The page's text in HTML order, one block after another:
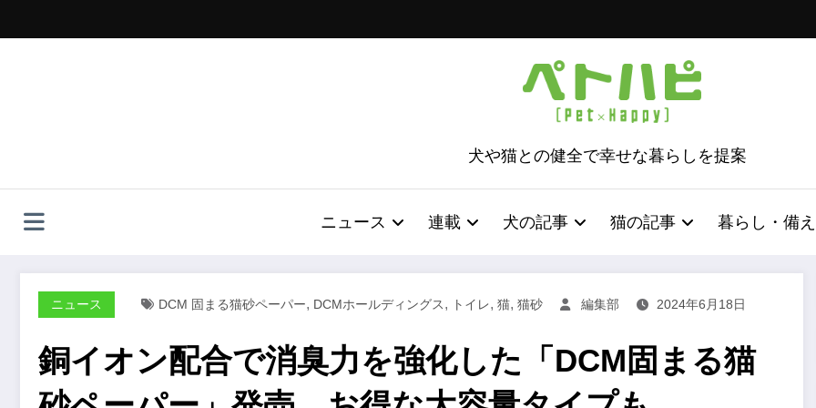
ッ
犬や猫との健全で幸せな暮らしを提案
ニュース 連載 犬の記事 猫の記事 暮らし・備え
ニュース DCM 固まる猫砂ペーパー, DCMホールディングス, トイレ, 猫, 猫砂 編集部 2024年6月18日
銅イオン配合で消臭力を強化した「DCM固まる猫